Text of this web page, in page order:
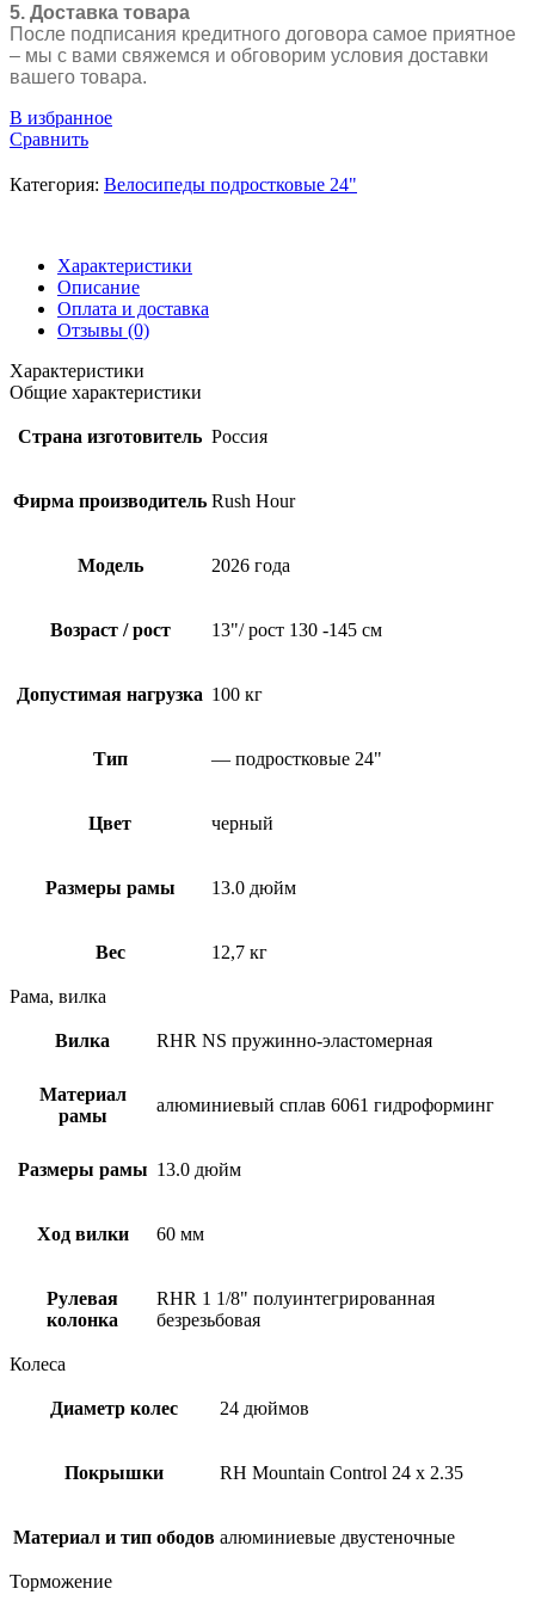
5. Доставка товара
После подписания кредитного договора самое приятное
– мы с вами свяжемся и обговорим условия доставки
вашего товара.
В избранное
Сравнить
Категория: Велосипеды подростковые 24"
Характеристики
Описание
Оплата и доставка
Отзывы (0)
Характеристики
Общие характеристики
Страна изготовитель Россия
Фирма производитель Rush Hour
Модель 2026 года
Возраст / рост 13"/ рост 130 -145 см
Допустимая нагрузка 100 кг
Тип — подростковые 24"
Цвет черный
Размеры рамы 13.0 дюйм
Вес 12,7 кг
Рама, вилка
Вилка RHR NS пружинно-эластомерная
Материал
рамы
алюминиевый сплав 6061 гидроформинг
Размеры рамы 13.0 дюйм
Ход вилки 60 мм
Рулевая
колонка
RHR 1 1/8" полуинтегрированная
безрезьбовая
Колеса
Диаметр колес 24 дюймов
Покрышки RH Mountain Control 24 х 2.35
Материал и тип ободов алюминиевые двустеночные
Торможение